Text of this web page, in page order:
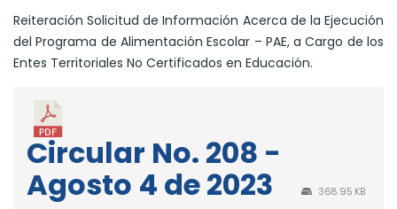
Reiteración Solicitud de Información Acerca de la Ejecución
del Programa de Alimentación Escolar – PAE, a Cargo de los
Entes Territoriales No Certificados en Educación.
Circular No. 208 -
Agosto 4 de 2023
368.95 KB